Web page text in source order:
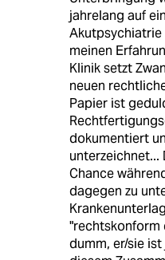
jahrelang auf
Akutpsychiatrie
meinen
Klinik setzt
neuen
Papier ist
dokumentiert
unterzeichnet...
Chance
dagegen zu
"rechtskonform
dumm, er/sie